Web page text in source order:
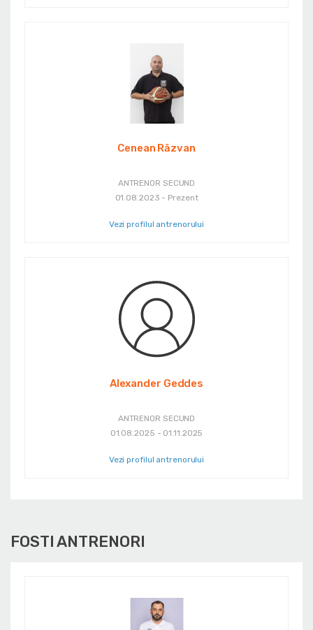
Cenean Răzvan
ANTRENOR SECUND
01.08.2023 - Prezent
Vezi profilul antrenorului
Alexander Geddes
ANTRENOR SECUND
01.08.2025 - 01.11.2025
Vezi profilul antrenorului
FOSTI ANTRENORI